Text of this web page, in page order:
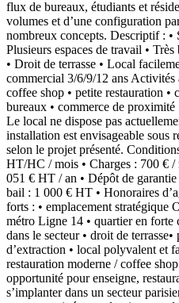
flux de bureaux, étudiants et
volumes et d’une configuration
nombreux concepts. Descriptif : •⁠
⁠Plusieurs espaces de travail •⁠
•⁠ ⁠Droit de terrasse •⁠ ⁠Local
commercial 3/6/9/12 ans Activités
⁠coffee shop •⁠ ⁠petite restauration •⁠
⁠bureaux •⁠ ⁠commerce de
Le local ne dispose pas
installation est envisageable sous
selon le projet présenté.
HT/HC / mois •⁠ ⁠Charges : 700 €
051 € HT / an •⁠ ⁠Dépôt de
bail : 1 000 € HT •⁠ ⁠Honoraires
forts : •⁠ ⁠emplacement stratégique
métro Ligne 14 •⁠ ⁠quartier en forte
dans le secteur •⁠ ⁠droit de
d’extraction •⁠ ⁠local polyvalent et
restauration moderne / coffee
opportunité pour enseigne,
s’implanter dans un secteur